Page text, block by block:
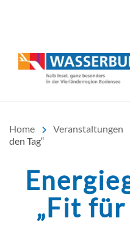
Home Veranstaltungen
den Tag“
„Fit für